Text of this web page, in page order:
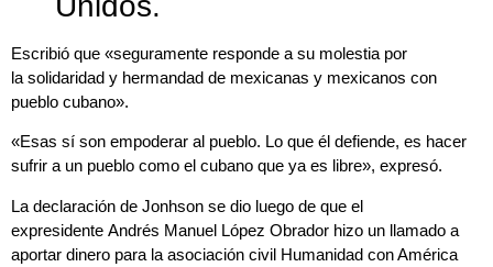
Escribió que «seguramente responde a su molestia por
la solidaridad y hermandad de mexicanas y mexicanos con
pueblo cubano».
«Esas sí son empoderar al pueblo. Lo que él defiende, es hacer
sufrir a un pueblo como el cubano que ya es libre», expresó.
La declaración de Jonhson se dio luego de que el
expresidente Andrés Manuel López Obrador hizo un llamado a
aportar dinero para la asociación civil Humanidad con América